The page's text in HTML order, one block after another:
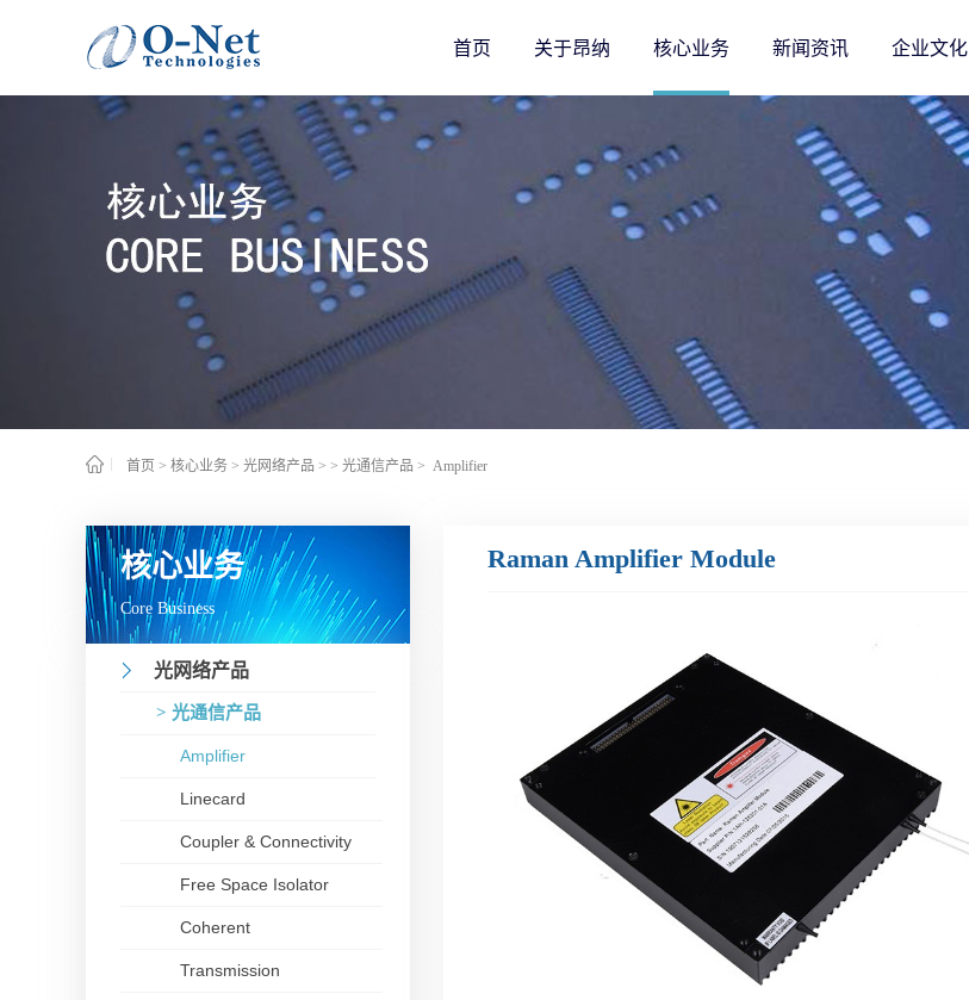
首页 关于昂纳 核心业务 新闻资讯 企业文化
首页 > 核心业务 > 光网络产品 > > 光通信产品 > Amplifier
核心业务
Core Business
光网络产品
> 光通信产品
Amplifier
Linecard
Coupler & Connectivity
Free Space Isolator
Coherent
Transmission
Raman Amplifier Module